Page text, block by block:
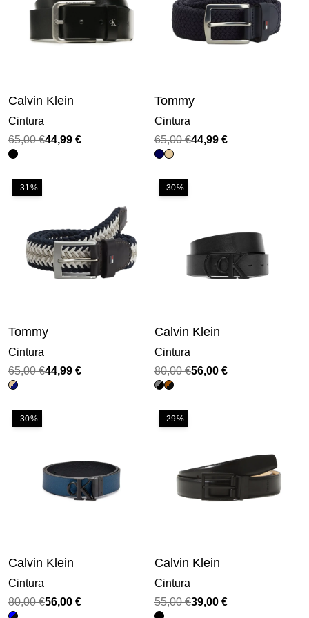
Calvin Klein
Cintura
65,00€
Il
prezzo
era:
44,99 €
Il
prezzo
è:
Tommy
Cintura
65,00€
Il
prezzo
era:
44,99 €
Il
prezzo
è:
-31%
Tommy
Cintura
65,00€
Il
prezzo
era:
44,99 €
Il
prezzo
è:
-30%
Calvin Klein
Cintura
80,00€
Il
prezzo
era:
56,00 €
Il
prezzo
è:
-30%
Calvin Klein
Cintura
80,00€
Il
56,00 €
Il
-29%
Calvin Klein
Cintura
55,00€
Il
39,00 €
Il